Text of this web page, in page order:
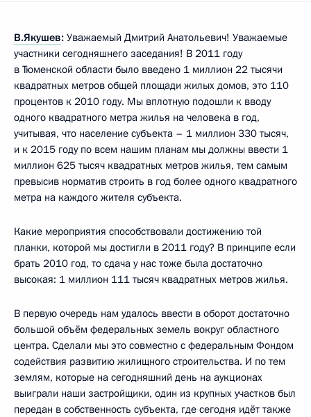
В.Якушев: Уважаемый Дмитрий Анатольевич! Уважаемые
участники сегодняшнего заседания! В 2011 году
в Тюменской области было введено 1 миллион 22 тысячи
квадратных метров общей площади жилых домов, это 110
процентов к 2010 году. Мы вплотную подошли к вводу
одного квадратного метра жилья на человека в год,
учитывая, что население субъекта – 1 миллион 330 тысяч,
и к 2015 году по всем нашим планам мы должны ввести 1
миллион 625 тысяч квадратных метров жилья, тем самым
превысив норматив строить в год более одного квадратного
метра на каждого жителя субъекта.
Какие мероприятия способствовали достижению той
планки, которой мы достигли в 2011 году? В принципе если
брать 2010 год, то сдача у нас тоже была достаточно
высокая: 1 миллион 111 тысяч квадратных метров жилья.
В первую очередь нам удалось ввести в оборот достаточно
большой объём федеральных земель вокруг областного
центра. Сделали мы это совместно с федеральным Фондом
содействия развитию жилищного строительства. И по тем
землям, которые на сегодняшний день на аукционах
выиграли наши застройщики, один из крупных участков был
передан в собственность субъекта, где сегодня идёт также